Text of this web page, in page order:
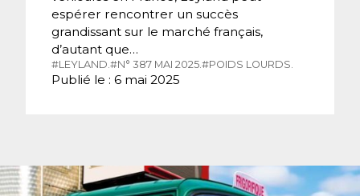
espérer rencontrer un succès
grandissant sur le marché français,
d’autant que…
#LEYLAND. #N° 387 MAI 2025. #POIDS LOURDS.
Publié le : 6 mai 2025